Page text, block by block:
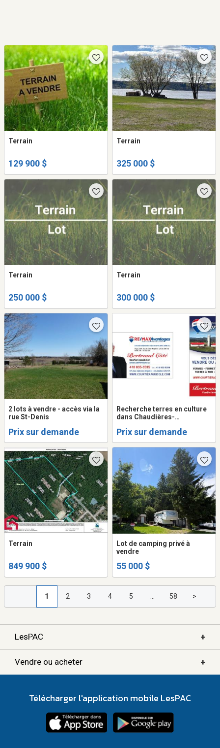
Terrain
129 900 $
Terrain
325 000 $
Terrain
250 000 $
Terrain
300 000 $
2 lots à vendre - accès via la
rue St-Denis
Prix sur demande
Recherche terres en culture
dans Chaudières-
producteurs agricoles
Prix sur demande
Terrain
849 900 $
Lot de camping privé à
vendre
55 000 $
1 2 3 4 5 ... 58 >
LesPAC +
Vendre ou acheter +
Télécharger l'application mobile LesPAC